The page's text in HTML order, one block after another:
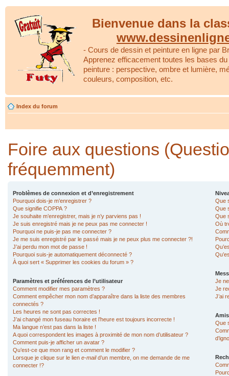
Bienvenue dans la
- Cours de dessin et peinture en ligne par
Apprenez efficacement toutes les bases
peinture : perspective, ombre et lumière,
couleurs, composition, etc.
Index du forum
Foire aux questions
fréquemment)
Problèmes de connexion et d’enregistrement
Pourquoi dois-je m’enregistrer ?
Que signifie COPPA ?
Je souhaite m’enregistrer, mais je n’y parviens pas !
Je suis enregistré mais je ne peux pas me connecter !
Pourquoi ne puis-je pas me connecter ?
Je me suis enregistré par le passé mais je ne peux plus me connecter ?!
J’ai perdu mon mot de passe !
Pourquoi suis-je automatiquement déconnecté ?
À quoi sert « Supprimer les cookies du forum » ?
Paramètres et préférences de l’utilisateur
Comment modifier mes paramètres ?
Comment empêcher mon nom d’apparaître dans la liste des membres
connectés ?
Les heures ne sont pas correctes !
J’ai changé mon fuseau horaire et l’heure est toujours incorrecte !
Ma langue n’est pas dans la liste !
A quoi correspondent les images à proximité de mon nom d’utilisateur ?
Comment puis-je afficher un avatar ?
Qu’est-ce que mon rang et comment le modifier ?
Lorsque je clique sur le lien e-maild’un membre, on me demande de me
connecter !?
Que
Que
Que
Où
Je
Je
J’ai
Que